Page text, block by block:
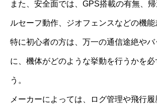
また、安全面では、GPS搭載の有無、
ルセーフ動作、ジオフェンスなどの機能
特に初心者の方は、万一の通信途絶や
に、機体がどのような挙動を行うかを必
う。
メーカーによっては、ログ管理や飛行